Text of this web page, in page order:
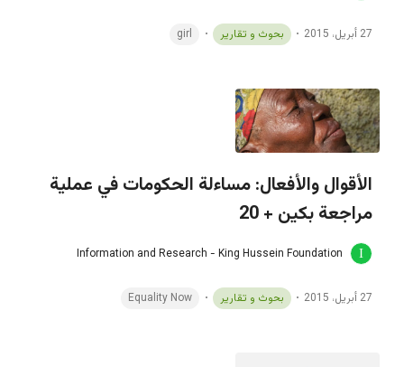
27 أبريل، 2015 بحوث و تقارير girl
الأقوال والأفعال: مساءلة الحكومات في عملية
مراجعة بكين + 20
Information and Research - King Hussein Foundation
27 أبريل، 2015 بحوث و تقارير Equality Now